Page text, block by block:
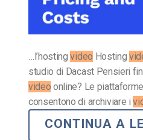
…l’hostingvideo Hosting
studio di Dacast Pensieri
video online? Le
consentono di archiviare i
CONTINUA A